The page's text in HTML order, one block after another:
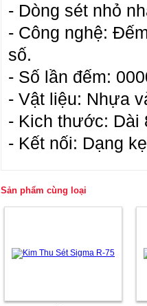
- Dòng sét nhỏ
- Công nghệ:
số.
- Số lần đếm:
- Vật liệu: Nhựa
- Kich thước: Dài
- Kết nối: Dạng
Sản phẩm cùng loại